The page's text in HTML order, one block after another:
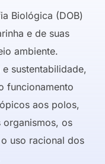
Biológica (DOB)
e de suas
ambiente.
sustentabilidade,
funcionamento
aos polos,
os
uso racional dos